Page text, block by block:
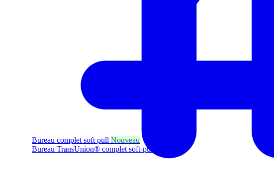
Bureau complet soft pull Nouveau
Bureau TransUnion® complet soft-pull